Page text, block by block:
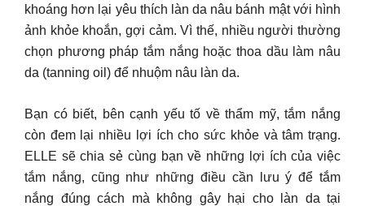
khoáng hơn lại yêu thích làn da nâu bánh mật với hình
ảnh khỏe khoắn, gợi cảm. Vì thế, nhiều người thường
chọn phương pháp tắm nắng hoặc thoa dầu làm nâu
da (tanning oil) để nhuộm nâu làn da.
Bạn có biết, bên cạnh yếu tố về thẩm mỹ, tắm nắng
còn đem lại nhiều lợi ích cho sức khỏe và tâm trạng.
ELLE sẽ chia sẻ cùng bạn về những lợi ích của việc
tắm nắng, cũng như những điều cần lưu ý để tắm
nắng đúng cách mà không gây hại cho làn da tại